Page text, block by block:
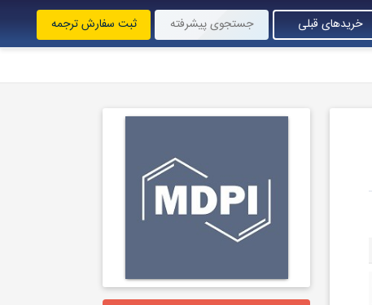
خریدهای قبلی جستجوی پیشرفته ثبت سفارش ترجمه